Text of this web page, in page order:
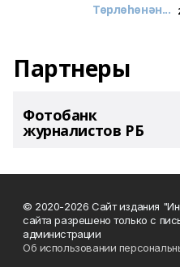
Төрлөһөнән...
Партнеры
Фотобанк
журналистов РБ
© 2020-2026 Сайт издания
сайта разрешено только с
администрации
Об использовании